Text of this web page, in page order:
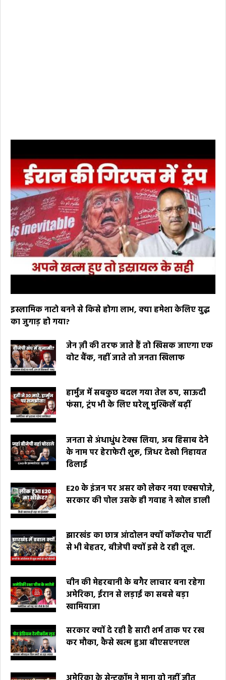
इस्लामिक नाटो बनने से किसे होगा लाभ, क्या हमेशा केलिए युद्ध
का जुगाड़ हो गया?
जेन ज़ी की तरफ जाते हैं तो खिसक जाएगा एक
वोट बैंक, नहीं जाते तो जनता खिलाफ
हार्मुज में सबकुछ बदल गया तेल ठप, साऊदी
फंसा, ट्रंप भी के लिए घरेलू मुश्किलें बढ़ीं
जनता से अंधाधुंध टेक्स लिया, अब हिसाब देने
के नाम पर हेराफेरी शुरू, जिधर देखो निहायत
ढिलाई
E20 के इंजन पर असर को लेकर नया एक्सपोजे,
सरकार की पोल उसके ही गवाह ने खोल डाली
झारखंड का छात्र आंदोलन क्यों कॉकरोच पार्टी
से भी बेहतर, बीजेपी क्यों इसे दे रही तूल.
चीन की मेहरबानी के बगैर लाचार बना रहेगा
अमेरिका, ईरान से लड़ाई का सबसे बड़ा
खामियाजा
सरकार क्यों दे रही है सारी शर्म ताक पर रख
कर मौका, कैसे खत्म हुआ बीएसएनएल